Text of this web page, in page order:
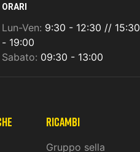
ORARI
Lun-Ven: 9:30 - 12:30 // 15:30
- 19:00
Sabato: 09:30 - 13:00
ricambi
Gruppo sella